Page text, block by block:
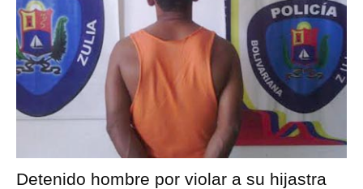
Detenido hombre por violar a su hijastra